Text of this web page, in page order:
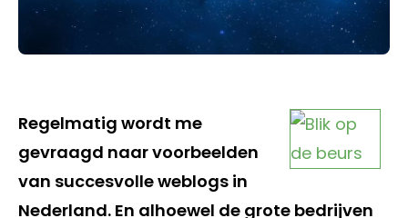
Regelmatig wordt me
gevraagd naar voorbeelden
van succesvolle weblogs in
Nederland. En alhoewel de grote bedrijven